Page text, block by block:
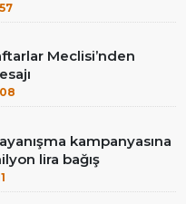
Meclisi’nden
kampanyasına
lira bağış